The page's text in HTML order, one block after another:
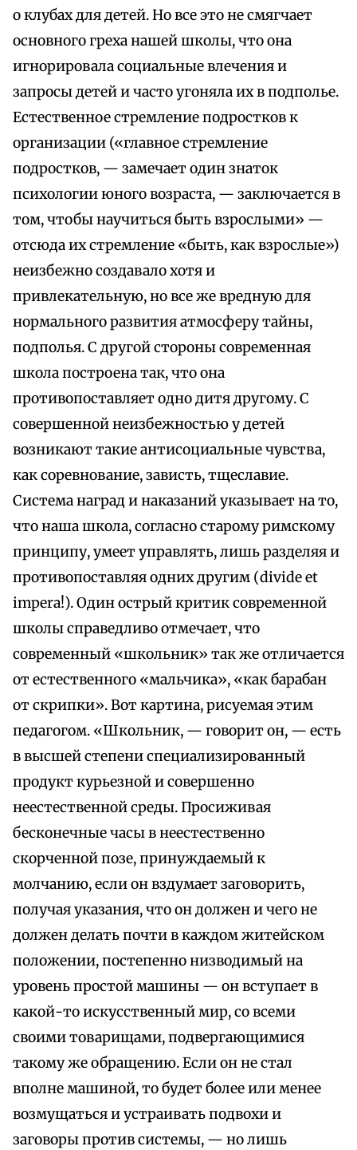
о клубах для детей. Но все это не смягчает
основного греха нашей школы, что она
игнорировала социальные влечения и
запросы детей и часто угоняла их в подполье.
Естественное стремление подростков к
организации («главное стремление
подростков, — замечает один знаток
психологии юного возраста, — заключается в
том, чтобы научиться быть взрослыми» —
отсюда их стремление «быть, как взрослые»)
неизбежно создавало хотя и
привлекательную, но все же вредную для
нормального развития атмосферу тайны,
подполья. С другой стороны современная
школа построена так, что она
противопоставляет одно дитя другому. С
совершенной неизбежностью у детей
возникают такие антисоциальные чувства,
как соревнование, зависть, тщеславие.
Система наград и наказаний указывает на то,
что наша школа, согласно старому римскому
принципу, умеет управлять, лишь разделяя и
противопоставляя одних другим (divide et
impera!). Один острый критик современной
школы справедливо отмечает, что
современный «школьник» так же отличается
от естественного «мальчика», «как барабан
от скрипки». Вот картина, рисуемая этим
педагогом. «Школьник, — говорит он, — есть
в высшей степени специализированный
продукт курьезной и совершенно
неестественной среды. Просиживая
бесконечные часы в неестественно
скорченной позе, принуждаемый к
молчанию, если он вздумает заговорить,
получая указания, что он должен и чего не
должен делать почти в каждом житейском
положении, постепенно низводимый на
уровень простой машины — он вступает в
какой-то искусственный мир, со всеми
своими товарищами, подвергающимися
такому же обращению. Если он не стал
вполне машиной, то будет более или менее
возмущаться и устраивать подвохи и
заговоры против системы, — но лишь